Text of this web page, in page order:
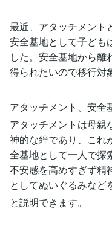
最近、アタッチメント
安全基地として子ども
した。安全基地から
得られたいので移行対
アタッチメント、安
アタッチメントは母親
神的な絆であり、これ
全基地として一人で探
不安感を高めすぎず精
としてぬいぐるみなど
と説明できます。